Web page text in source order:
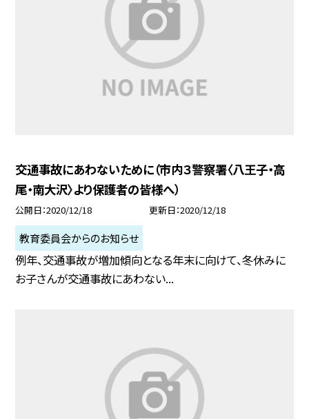
交通事故にあわないために（市内３警察署〈八王子・高
尾・南大沢〉より保護者の皆様へ）
公開日 2020/12/18 更新日 2020/12/18
教育委員会からのお知らせ
例年、交通事故が増加傾向となる年末に向けて、冬休みに
お子さんが交通事故にあわない...